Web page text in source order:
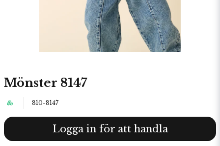
Mönster 8147
810-8147
Logga in för att handla